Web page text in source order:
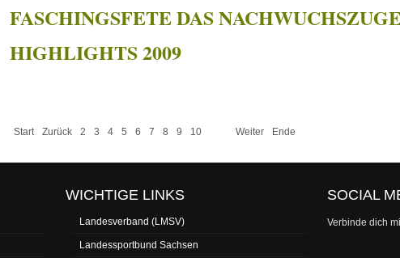
FASCHINGSFETE DAS
HIGHLIGHTS 2009
Start Zurück 2 3 4 5 6 7 8 9 10 Weiter Ende
WICHTIGE LINKS
Landesverband (LMSV)
Landessportbund Sachsen
SOCIAL
Verbinde dich